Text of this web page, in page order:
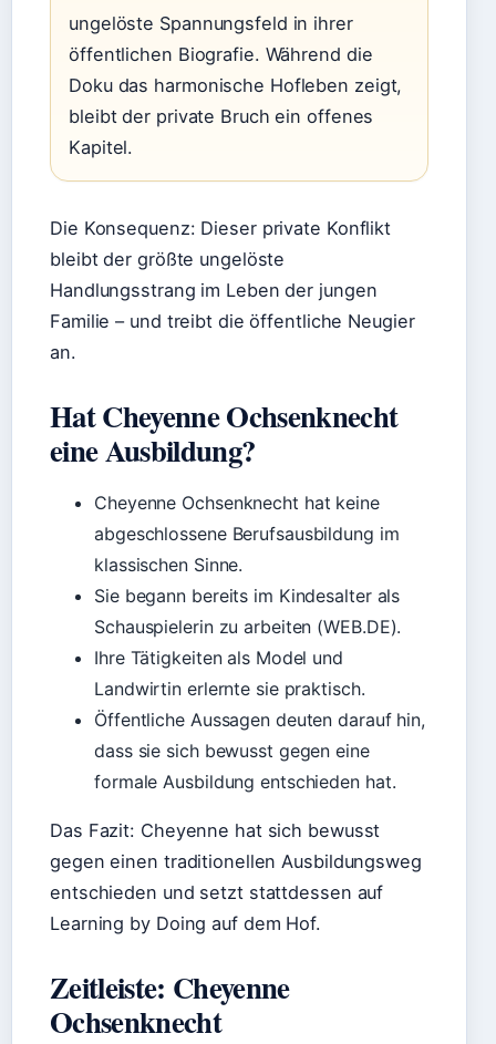
ungelöste Spannungsfeld in ihrer
öffentlichen Biografie. Während die
Doku das harmonische Hofleben zeigt,
bleibt der private Bruch ein offenes
Kapitel.
Die Konsequenz: Dieser private Konflikt
bleibt der größte ungelöste
Handlungsstrang im Leben der jungen
Familie – und treibt die öffentliche Neugier
an.
Hat Cheyenne Ochsenknecht
eine Ausbildung?
Cheyenne Ochsenknecht hat keine
abgeschlossene Berufsausbildung im
klassischen Sinne.
Sie begann bereits im Kindesalter als
Schauspielerin zu arbeiten (WEB.DE).
Ihre Tätigkeiten als Model und
Landwirtin erlernte sie praktisch.
Öffentliche Aussagen deuten darauf hin,
dass sie sich bewusst gegen eine
formale Ausbildung entschieden hat.
Das Fazit: Cheyenne hat sich bewusst
gegen einen traditionellen Ausbildungsweg
entschieden und setzt stattdessen auf
Learning by Doing auf dem Hof.
Zeitleiste: Cheyenne
Ochsenknecht